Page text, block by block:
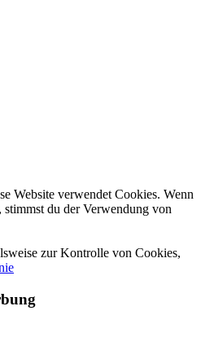
Website verwendet Cookies. Wenn
du der Verwendung von
zur Kontrolle von Cookies,